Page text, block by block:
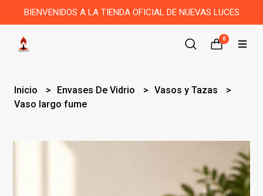
BIENVENIDOS A LA TIENDA OFICIAL DE NUEVAS LUCES
0
Inicio Envases De Vidrio
Vasos y Tazas
Vaso largo fume